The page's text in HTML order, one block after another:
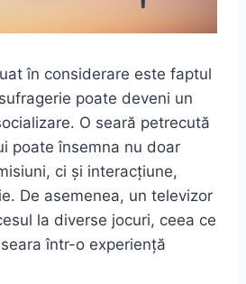
în considerare este faptul
poate deveni un
O seară petrecută
poate însemna nu doar
ci și interacțiune,
De asemenea, un televizor
la diverse jocuri, ceea ce
într-o experiență